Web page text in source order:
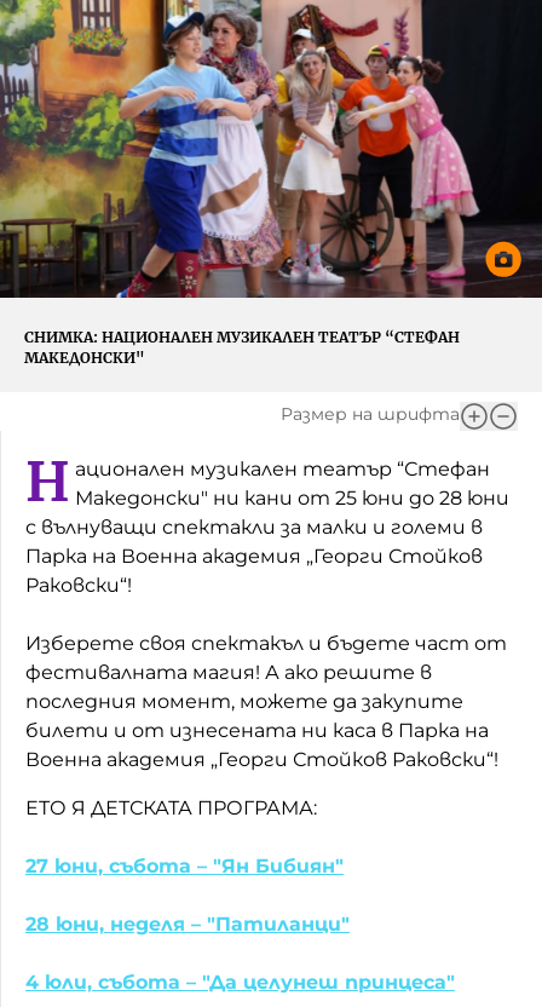
Фантазирай
Приказки
История на изкуството
Музикална кутийка
От соул до рокендрол
Междучасие
Яйцето на света
Непознатите думи
Като Айнщайн
Домашен любимец
Питаме Ви
До ре ми
Игри
Кои сме ние?
За вас, родители
БНР
БНР Новини
Архивен фонд на БНР
СНИМКА: НАЦИОНАЛЕН МУЗИКАЛЕН ТЕАТЪР “СТЕФАН
МАКЕДОНСКИ"
Размер на шрифта
Н ационален музикален театър “Стефан
Македонски" ни кани от 25 юни до 28 юни
с вълнуващи спектакли за малки и големи в
Парка на Военна академия „Георги Стойков
Раковски“!
Изберете своя спектакъл и бъдете част от
фестивалната магия! А ако решите в
последния момент, можете да закупите
билети и от изнесената ни каса в Парка на
Военна академия „Георги Стойков Раковски“!
ЕТО Я ДЕТСКАТА ПРОГРАМА:
27 юни, събота – "Ян Бибиян"
28 юни, неделя – "Патиланци"
4 юли, събота – "Да целунеш принцеса"